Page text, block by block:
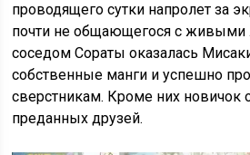
проводящего сутки напролет за
почти не общающегося с
соседом Сораты оказалась
собственные манги и успешно
сверстникам. Кроме них новичок
преданных друзей.